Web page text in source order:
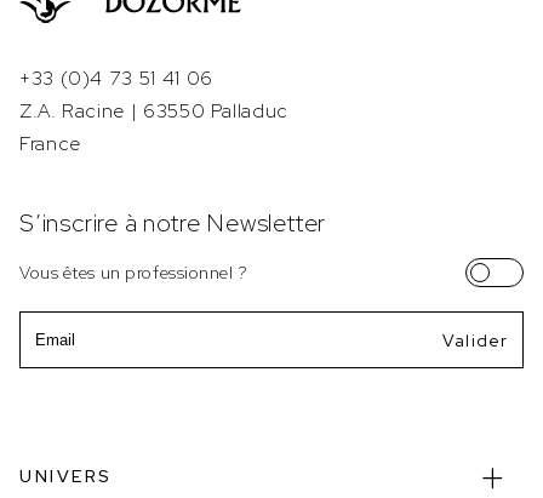
+33 (0)4 73 51 41 06
Z.A. Racine | 63550 Palladuc
France
S’inscrire à notre Newsletter
Vous êtes un professionnel ?
UNIVERS